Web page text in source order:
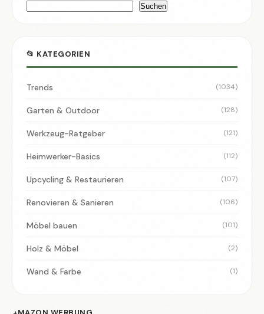
Suchen
📂 KATEGORIEN
Trends (1034)
Garten & Outdoor (128)
Werkzeug-Ratgeber (121)
Heimwerker-Basics (112)
Upcycling & Restaurieren (107)
Renovieren & Sanieren (106)
Möbel bauen (101)
Holz & Möbel (2)
Wand & Farbe (1)